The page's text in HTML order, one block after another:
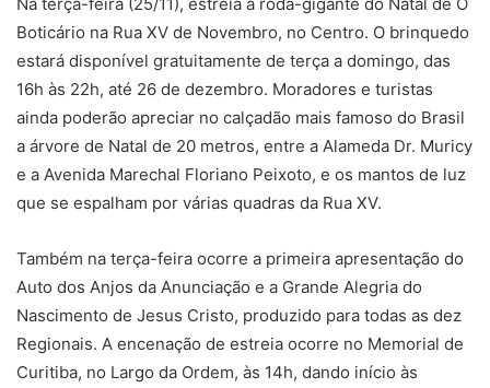
Boticário na Rua XV de Novembro, no Centro. O brinquedo
estará disponível gratuitamente de terça a domingo, das
16h às 22h, até 26 de dezembro. Moradores e turistas
ainda poderão apreciar no calçadão mais famoso do Brasil
a árvore de Natal de 20 metros, entre a Alameda Dr. Muricy
e a Avenida Marechal Floriano Peixoto, e os mantos de luz
que se espalham por várias quadras da Rua XV.
Também na terça-feira ocorre a primeira apresentação do
Auto dos Anjos da Anunciação e a Grande Alegria do
Nascimento de Jesus Cristo, produzido para todas as dez
Regionais. A encenação de estreia ocorre no Memorial de
Curitiba, no Largo da Ordem, às 14h, dando início às